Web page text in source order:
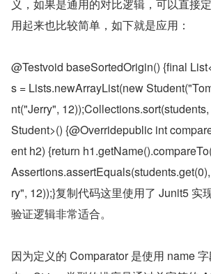
义，如果是通用的对比逻辑，可以直接
用起来也比较简单，如下就是应用：
@Testvoid baseSortedOrigin() {final
s = Lists.newArrayList(new
nt("Jerry",
Student>() {@Overridepublic int
ent h2) {return
ry", 12));}复制代码这里使用了 Junit5 实
验证逻辑非常适合。
因为定义的 Comparator 是使用 name